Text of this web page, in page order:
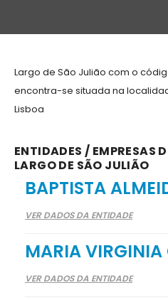
Largo de São Julião com o
encontra-se situada na
Lisboa
ENTIDADES / EMPRESAS
LARGO DE SÃO JULIÃO
BAPTISTA
VER DADOS DA ENTIDADE
MARIA VIRGINIA
VER DADOS DA ENTIDADE